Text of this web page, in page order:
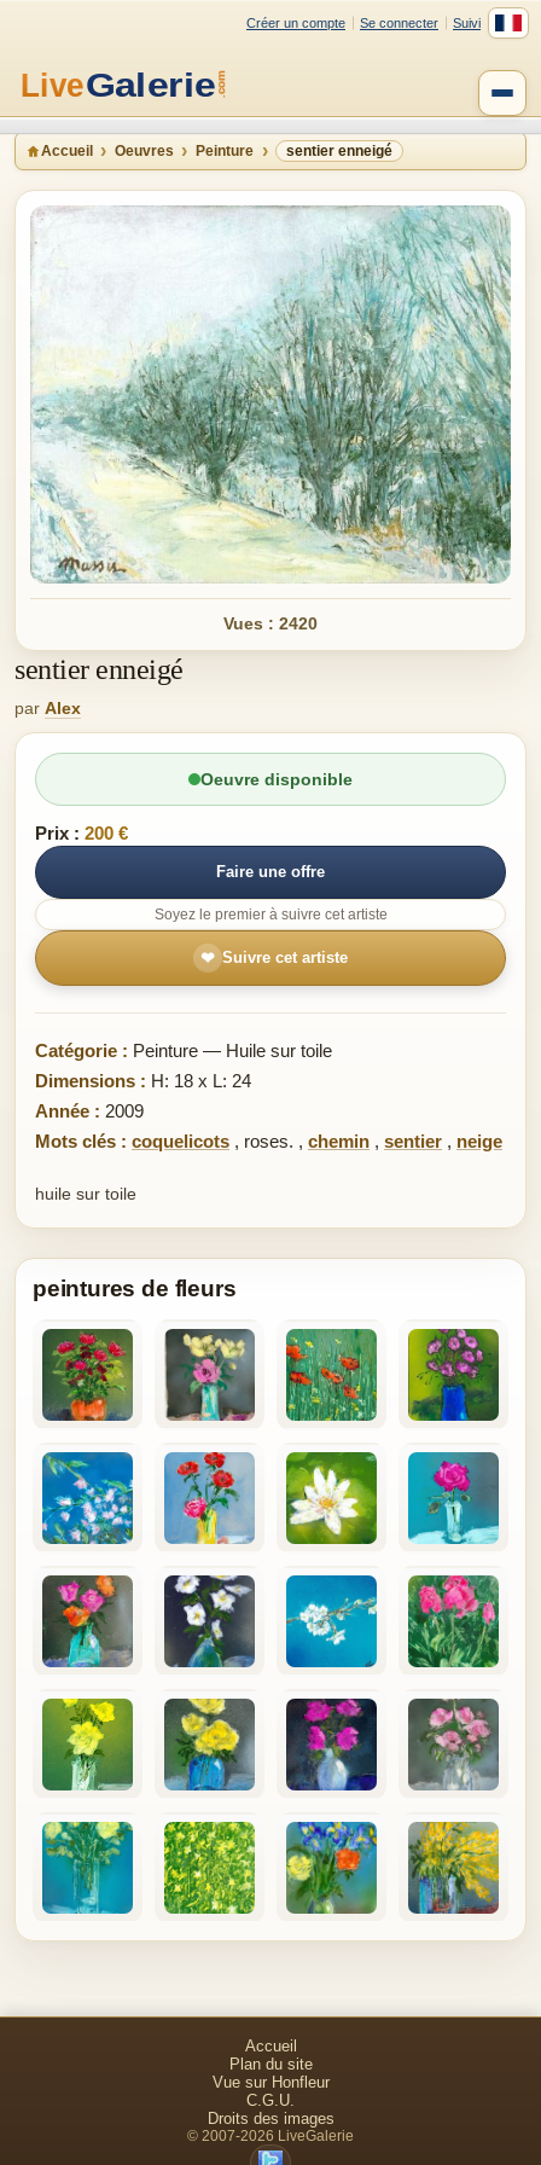
Créer un compte Se connecter Suivi
Accueil Oeuvres Peinture sentier enneigé
Vues : 2420
sentier enneigé
par Alex
Oeuvre disponible
Prix : 200 €
Faire une offre
Soyez le premier à suivre cet artiste
❤ Suivre cet artiste
Catégorie : Peinture — Huile sur toile
Dimensions : H: 18 x L: 24
Année : 2009
Mots clés : coquelicots , roses. , chemin , sentier , neige
huile sur toile
peintures de fleurs
Accueil
Plan du site
Vue sur Honfleur
C.G.U.
Droits des images
© 2007-2026 LiveGalerie